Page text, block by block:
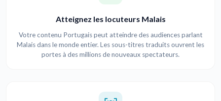
Atteignez les locuteurs Malais
Votre contenu Portugais peut atteindre des audiences parlant
Malais dans le monde entier. Les sous-titres traduits ouvrent les
portes à des millions de nouveaux spectateurs.